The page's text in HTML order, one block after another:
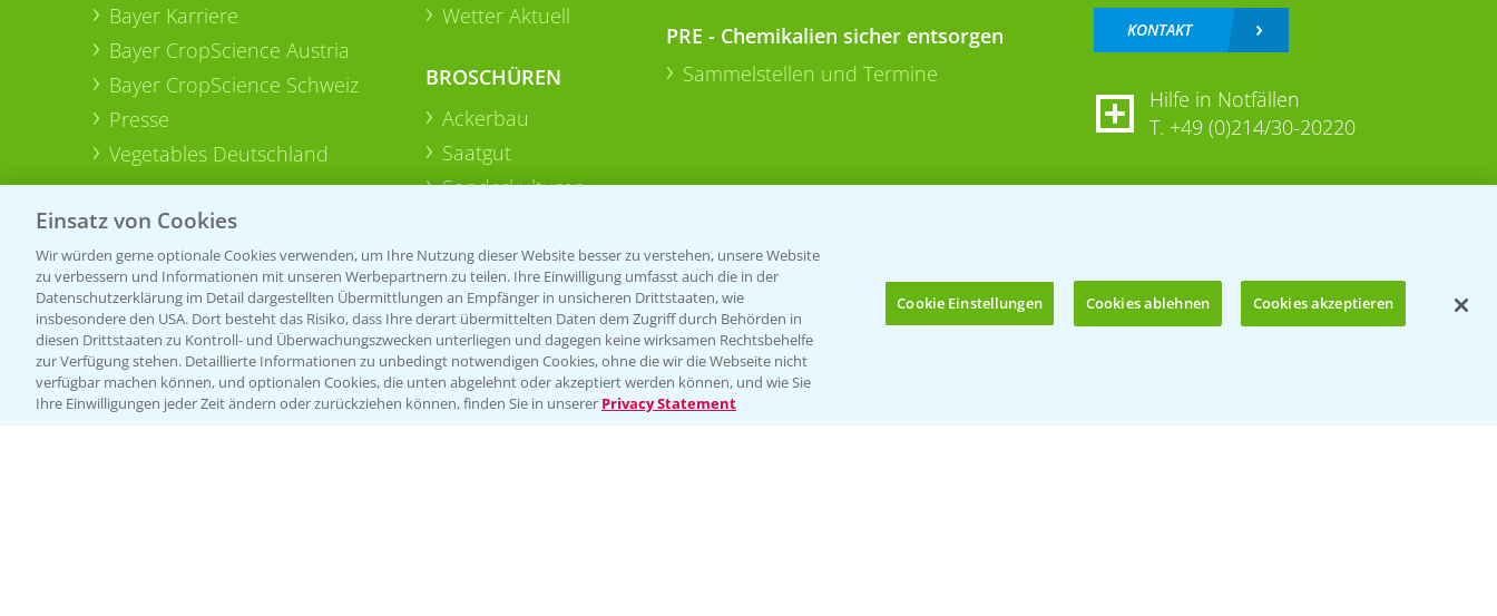
Bis zu 4 Produkte vergleichen:
Bayer Karriere
Bayer CropScience Austria
Bayer CropScience Schweiz
Presse
Vegetables Deutschland
Wetter Aktuell
BROSCHÜREN
Ackerbau
Saatgut
Sonderkulturen
PRE - Chemikalien sicher entsorgen
Sammelstellen und Termine
KONTAKT
Hilfe in Notfällen
T. +49 (0)214/30-20220
Folgen Sie uns
Einsatz von Cookies
Wir würden gerne optionale Cookies verwenden, um Ihre Nutzung dieser Website besser zu verstehen, unsere Website
zu verbessern und Informationen mit unseren Werbepartnern zu teilen. Ihre Einwilligung umfasst auch die in der
Datenschutzerklärung im Detail dargestellten Übermittlungen an Empfänger in unsicheren Drittstaaten, wie
insbesondere den USA. Dort besteht das Risiko, dass Ihre derart übermittelten Daten dem Zugriff durch Behörden in
diesen Drittstaaten zu Kontroll- und Überwachungszwecken unterliegen und dagegen keine wirksamen Rechtsbehelfe
zur Verfügung stehen. Detaillierte Informationen zu unbedingt notwendigen Cookies, ohne die wir die Webseite nicht
verfügbar machen können, und optionalen Cookies, die unten abgelehnt oder akzeptiert werden können, und wie Sie
Ihre Einwilligungen jeder Zeit ändern oder zurückziehen können, finden Sie in unserer Privacy Statement
Cookie Einstellungen Cookies ablehnen Cookies akzeptieren